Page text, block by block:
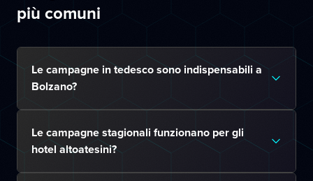
più comuni
Le campagne in tedesco sono indispensabili a
Bolzano?
Le campagne stagionali funzionano per gli
hotel altoatesini?